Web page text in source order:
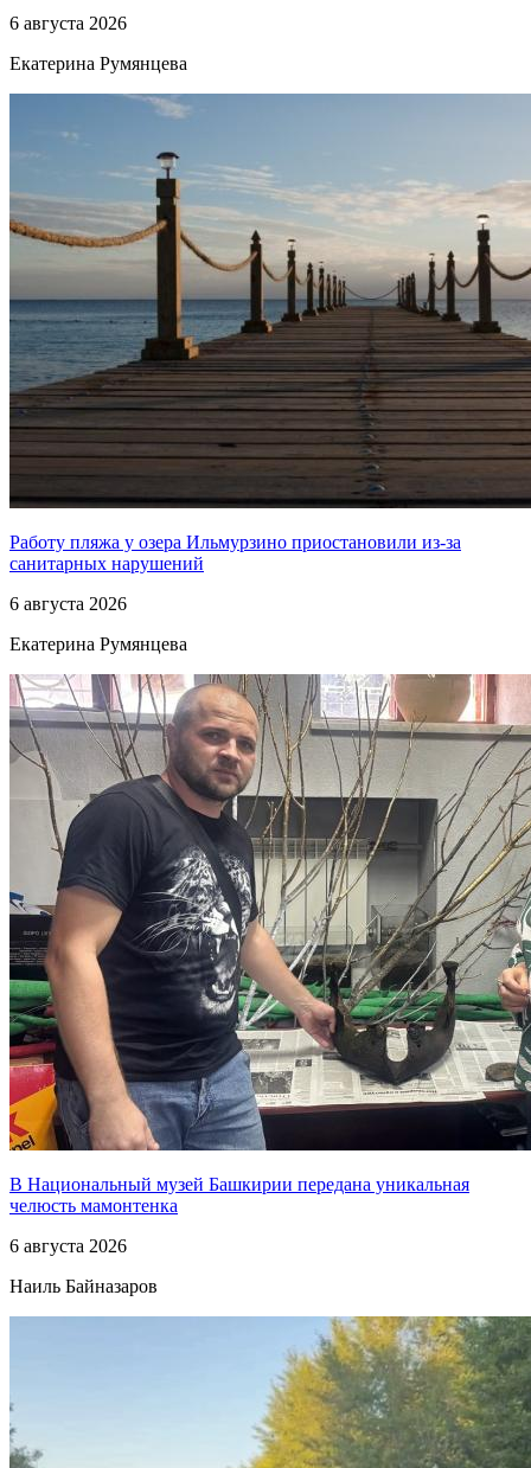
6 августа 2026
Екатерина Румянцева
Работу пляжа у озера Ильмурзино приостановили из-за
санитарных нарушений
6 августа 2026
Екатерина Румянцева
В Национальный музей Башкирии передана уникальная
челюсть мамонтенка
6 августа 2026
Наиль Байназаров